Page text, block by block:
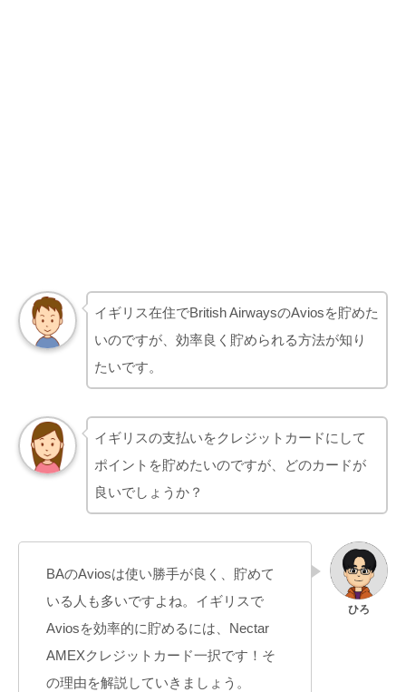
イギリス在住でBritish AirwaysのAviosを貯めた
いのですが、効率良く貯められる方法が知り
たいです。
イギリスの支払いをクレジットカードにして
ポイントを貯めたいのですが、どのカードが
良いでしょうか？
BAのAviosは使い勝手が良く、貯めて
いる人も多いですよね。イギリスで
Aviosを効率的に貯めるには、Nectar
AMEXクレジットカード一択です！そ
の理由を解説していきましょう。